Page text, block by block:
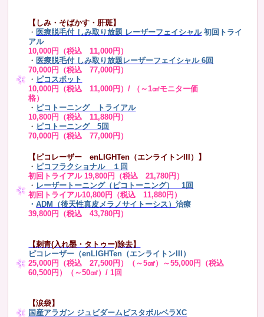
【しみ・そばかす・肝斑】
・ 医療脱毛付 しみ取り放題 レーザーフェイシャル 初回トライ
アル
10,000円（税込 11,000円）
・ 医療脱毛付 しみ取り放題レーザーフェイシャル 6回
70,000円（税込 77,000円）
・ ピコスポット
10,000円（税込 11,000円）/ （～1㎠モニター価
格）
・ ピコトーニング トライアル
10,800円（税込 11,880円）
・ ピコトーニング 5回
70,000円（税込 77,000円）
【ピコレーザー enLIGHTen（エンライトンIII）】
・ ピコフラクショナル １回
初回トライアル 19,800円（税込 21,780円）
・ レーザートーニング（ピコトーニング） 1回
初回トライアル10,800円（税込 11,880円）
・ADM（後天性真皮メラノサイトーシス）治療
39,800円（税込 43,780円）
【刺青(入れ墨・タトゥー)除去】
ピコレーザー（enLIGHTen（エンライトンIII）
25,000円（税込 27,500円）（～5㎠）～55,000円（税込
60,500円）（～50㎠）/ 1回
【涙袋】
国産アラガン ジュビダームビスタボルベラXC